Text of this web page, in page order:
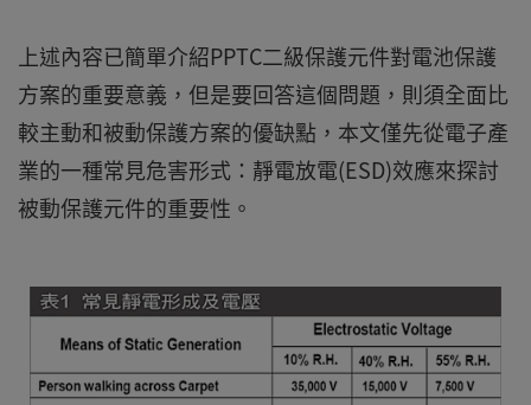
上述內容已簡單介紹PPTC二級保護元件對電池保護
方案的重要意義，但是要回答這個問題，則須全面比
較主動和被動保護方案的優缺點，本文僅先從電子產
業的一種常見危害形式：靜電放電(ESD)效應來探討
被動保護元件的重要性。